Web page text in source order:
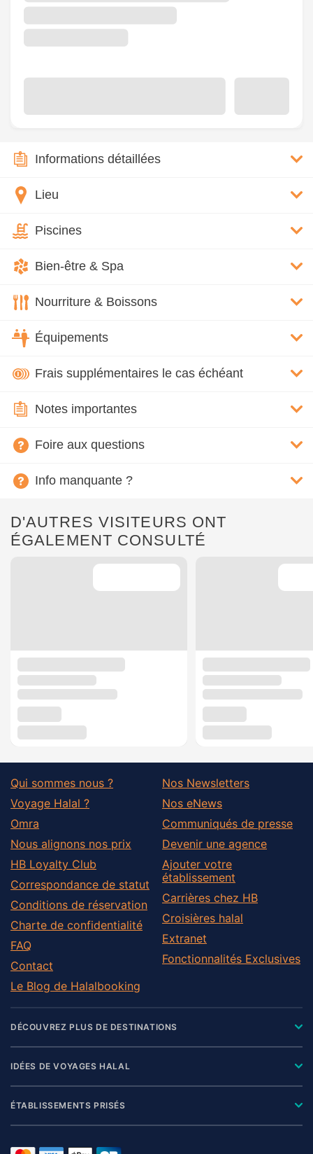
Informations détaillées
Lieu
Piscines
Bien-être & Spa
Nourriture & Boissons
Équipements
Frais supplémentaires le cas échéant
Notes importantes
Foire aux questions
Info manquante ?
D'AUTRES VISITEURS ONT
ÉGALEMENT CONSULTÉ
Qui sommes nous ?
Voyage Halal ?
Omra
Nous alignons nos prix
HB Loyalty Club
Correspondance de statut
Conditions de réservation
Charte de confidentialité
FAQ
Contact
Le Blog de Halalbooking
Nos Newsletters
Nos eNews
Communiqués de presse
Devenir une agence
Ajouter votre
établissement
Carrières chez HB
Croisières halal
Extranet
Fonctionnalités Exclusives
DÉCOUVREZ PLUS DE DESTINATIONS
IDÉES DE VOYAGES HALAL
ÉTABLISSEMENTS PRISÉS